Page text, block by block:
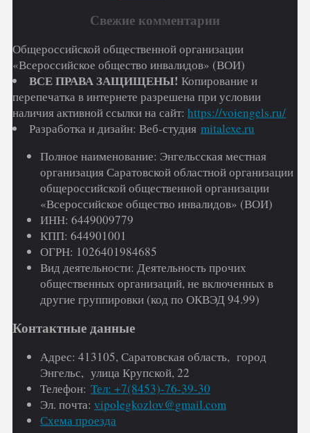
Свежие комментарии
Общероссийской общественной организации
«Всероссийское общество инвалидов» (ВОИ)
ВСЕ ПРАВА ЗАЩИЩЕНЫ! Копирование и
перепечатка в интернете разрешена при условии
наличия активной ссылки на сайт: https://voiengels.ru/
Разработка и дизайн: Веб-студия mitalexe.ru
Полное наименование: Энгельсская местная
организация Саратовской областной организации
общероссийской общественной организации
«Всероссийское общество инвалидов» (ВОИ)
ИНН: 6449009779
КПП: 644901001
ОГРН: 1026401984685
Вид деятельности: Деятельность прочих
общественных организаций, не включенных в
другие группировки (код по ОКВЭД 94.99)
Контактные данные
Адрес: 413105, Саратовская область, город
Энгельс, улица Крупской, 22
Телефон: Тел: +7(8453)-76-39-30
Эл. почта: vipolegkozlov@gmail.com
Схема проезда